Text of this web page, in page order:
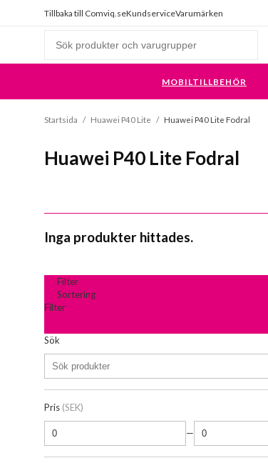
Tillbaka till Comviq.seKundserviceVarumärken
MOBILTILLBEHÖR
Startsida / Huawei P40 Lite / Huawei P40 Lite Fodral
Huawei P40 Lite Fodral
Inga produkter hittades.
Filter
Sortering
Filter
Sök
Pris (SEK)
—